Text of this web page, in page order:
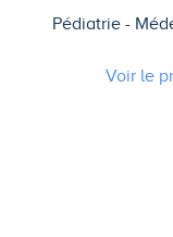
Pédiatrie
Voir le